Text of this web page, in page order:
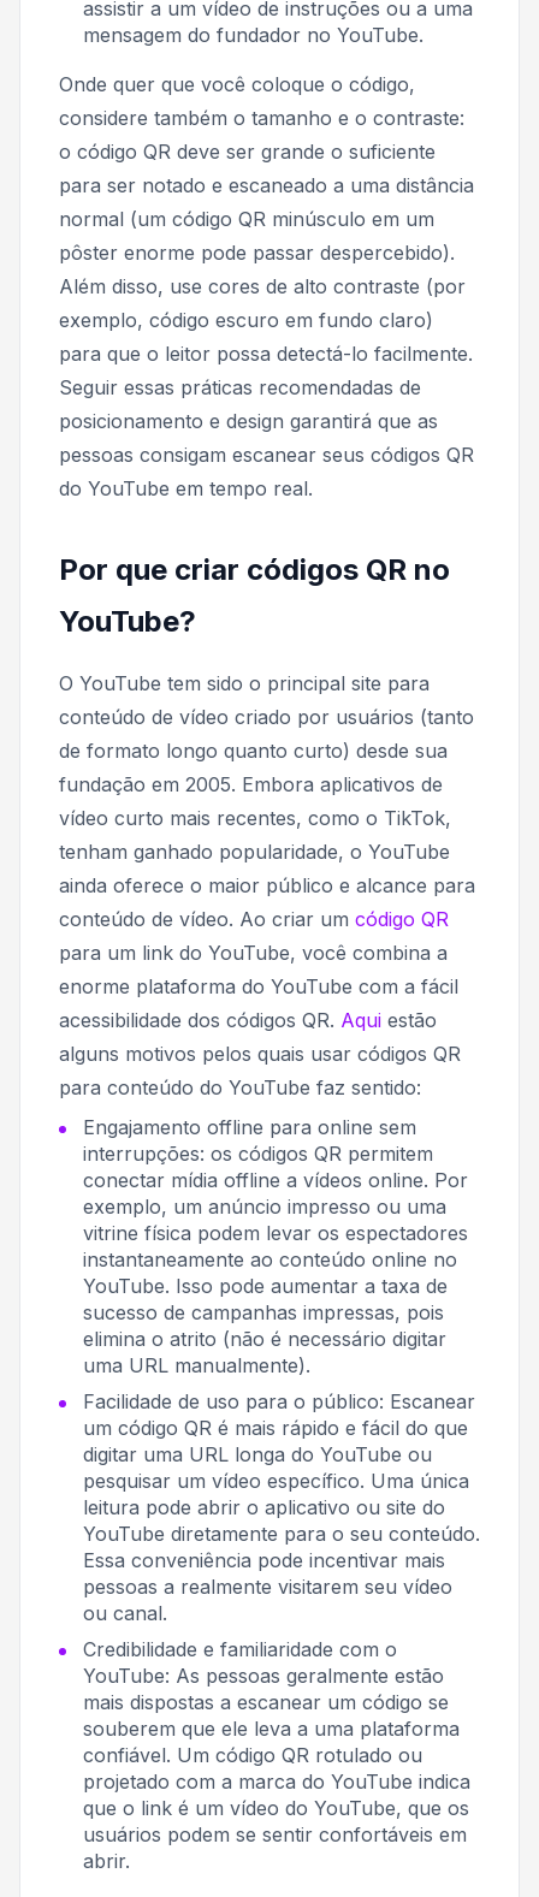
assistir a um vídeo de instruções ou a uma
mensagem do fundador no YouTube.
Onde quer que você coloque o código,
considere também o tamanho e o contraste:
o código QR deve ser grande o suficiente
para ser notado e escaneado a uma distância
normal (um código QR minúsculo em um
pôster enorme pode passar despercebido).
Além disso, use cores de alto contraste (por
exemplo, código escuro em fundo claro)
para que o leitor possa detectá-lo facilmente.
Seguir essas práticas recomendadas de
posicionamento e design garantirá que as
pessoas consigam escanear seus códigos QR
do YouTube em tempo real.
Por que criar códigos QR no
YouTube?
O YouTube tem sido o principal site para
conteúdo de vídeo criado por usuários (tanto
de formato longo quanto curto) desde sua
fundação em 2005. Embora aplicativos de
vídeo curto mais recentes, como o TikTok,
tenham ganhado popularidade, o YouTube
ainda oferece o maior público e alcance para
conteúdo de vídeo. Ao criar um código QR
para um link do YouTube, você combina a
enorme plataforma do YouTube com a fácil
acessibilidade dos códigos QR. Aqui estão
alguns motivos pelos quais usar códigos QR
para conteúdo do YouTube faz sentido:
Engajamento offline para online sem
interrupções: os códigos QR permitem
conectar mídia offline a vídeos online. Por
exemplo, um anúncio impresso ou uma
vitrine física podem levar os espectadores
instantaneamente ao conteúdo online no
YouTube. Isso pode aumentar a taxa de
sucesso de campanhas impressas, pois
elimina o atrito (não é necessário digitar
uma URL manualmente).
Facilidade de uso para o público: Escanear
um código QR é mais rápido e fácil do que
digitar uma URL longa do YouTube ou
pesquisar um vídeo específico. Uma única
leitura pode abrir o aplicativo ou site do
YouTube diretamente para o seu conteúdo.
Essa conveniência pode incentivar mais
pessoas a realmente visitarem seu vídeo
ou canal.
Credibilidade e familiaridade com o
YouTube: As pessoas geralmente estão
mais dispostas a escanear um código se
souberem que ele leva a uma plataforma
confiável. Um código QR rotulado ou
projetado com a marca do YouTube indica
que o link é um vídeo do YouTube, que os
usuários podem se sentir confortáveis ​​em
abrir.